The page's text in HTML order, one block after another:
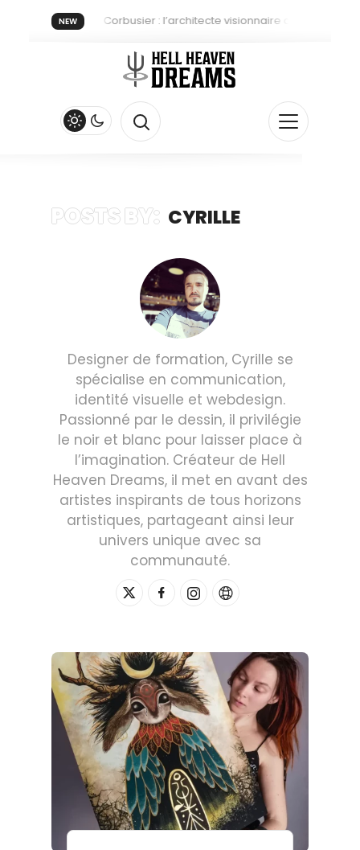
NEW
Le Corbusier : l’architecte visionnaire qui a redéfini
Maly Siri, l’élégance vintage à l’encre et au cœur
Musiques illustrées : l’univers en boucle de Paul
Joseph Lee : Une introspection en nuances
Rilès : La Performance d’un Survivant au Service de
Poseïd : Quand l’Art Sublime et Protège les Océans
POSTS BY: CYRILLE
Designer de formation, Cyrille se
spécialise en communication,
identité visuelle et webdesign.
Passionné par le dessin, il privilégie
le noir et blanc pour laisser place à
l’imagination. Créateur de Hell
Heaven Dreams, il met en avant des
artistes inspirants de tous horizons
artistiques, partageant ainsi leur
univers unique avec sa
communauté.